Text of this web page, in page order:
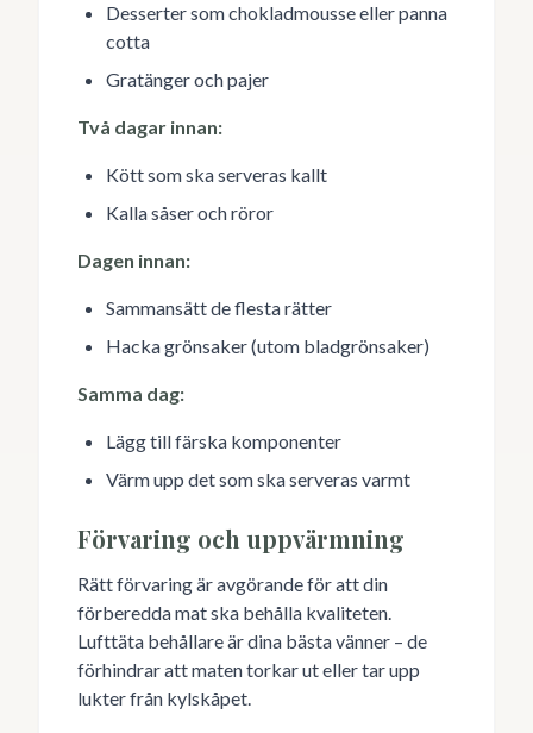
Desserter som chokladmousse eller panna
cotta
Gratänger och pajer
Två dagar innan:
Kött som ska serveras kallt
Kalla såser och röror
Dagen innan:
Sammansätt de flesta rätter
Hacka grönsaker (utom bladgrönsaker)
Samma dag:
Lägg till färska komponenter
Värm upp det som ska serveras varmt
Förvaring och uppvärmning
Rätt förvaring är avgörande för att din
förberedda mat ska behålla kvaliteten.
Lufttäta behållare är dina bästa vänner – de
förhindrar att maten torkar ut eller tar upp
lukter från kylskåpet.